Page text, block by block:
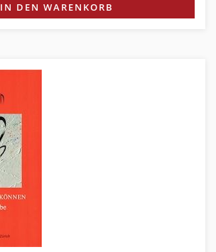
IN DEN WARENKORB